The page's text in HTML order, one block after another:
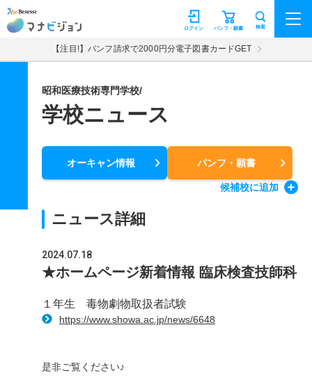
マナビジョン パンフ・願書
ログイン 検索
【注目!】パンフ請求で2000円分電子図書カードGET
昭和医療技術専門学校/
学校ニュース
オーキャン情報 パンフ・願書
候補校に追加
ニュース詳細
2024.07.18
★ホームページ新着情報 臨床検査技師科
１年生 毒物劇物取扱者試験
https://www.showa.ac.jp/news/6648
是非ご覧ください♪